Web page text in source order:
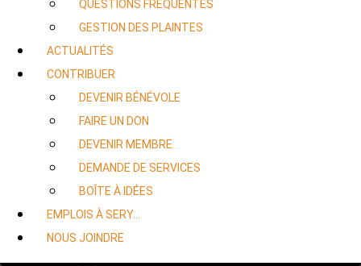
QUESTIONS FRÉQUENTES
GESTION DES PLAINTES
ACTUALITÉS
CONTRIBUER
DEVENIR BÉNÉVOLE
FAIRE UN DON
DEVENIR MEMBRE
DEMANDE DE SERVICES
BOÎTE À IDÉES
EMPLOIS À SERY…
NOUS JOINDRE